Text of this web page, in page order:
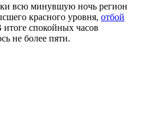
всю минувшую ночь регион
красного уровня, отбой
итоге спокойных часов
не более пяти.